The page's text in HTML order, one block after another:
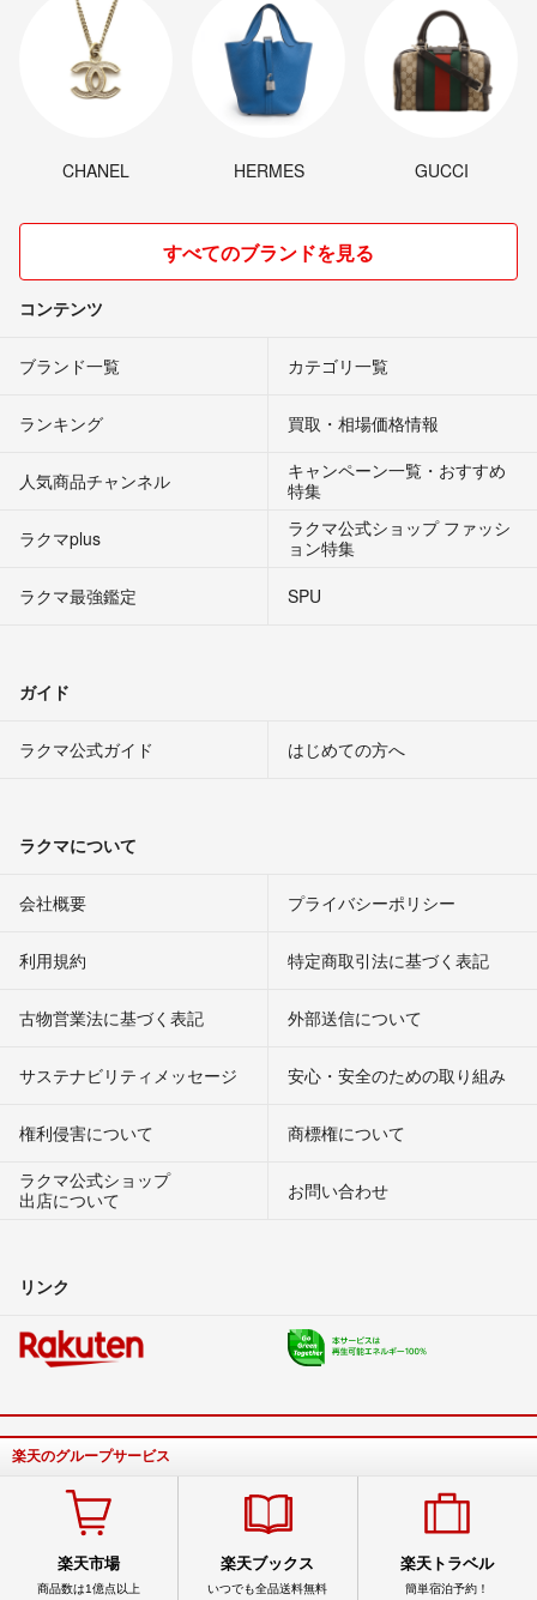
CHANEL HERMES GUCCI
すべてのブランドを見る
コンテンツ
ブランド一覧 カテゴリ一覧
ランキング 買取・相場価格情報
人気商品チャンネル
キャンペーン一覧・おすすめ
特集
ラクマplus
ラクマ公式ショップ ファッシ
ョン特集
ラクマ最強鑑定
SPU
ガイド
ラクマ公式ガイド はじめての方へ
ラクマについて
会社概要 プライバシーポリシー
利用規約 特定商取引法に基づく表記
古物営業法に基づく表記 外部送信について
サステナビリティメッセージ 安心・安全のための取り組み
権利侵害について
商標権について
ラクマ公式ショップ
出店について
お問い合わせ
リンク
楽天のグループサービス
楽天市場
商品数は1億点以上
楽天ブックス
いつでも全品送料無料
楽天トラベル
簡単宿泊予約！